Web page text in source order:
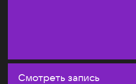
Смотреть запись